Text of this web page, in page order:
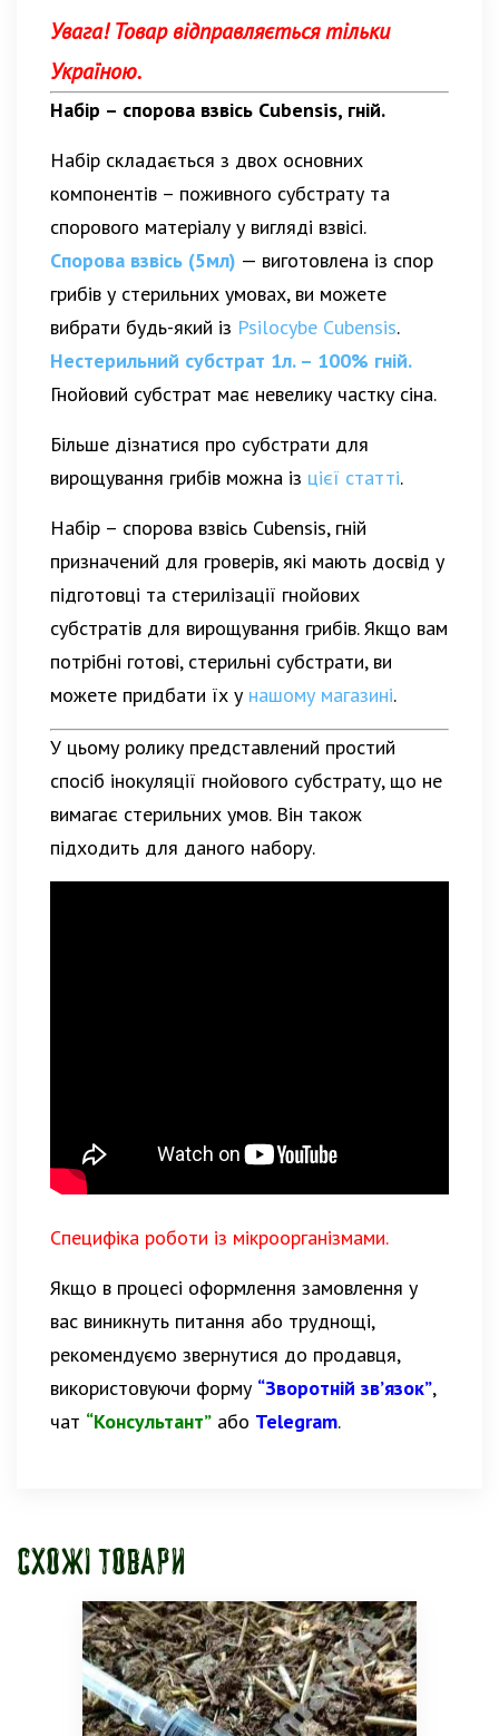
Увага! Товар відправляється тільки
Україною.
Набір – спорова взвісь Cubensis, гній.
Набір складається з двох основних
компонентів – поживного субстрату та
спорового матеріалу у вигляді взвісі.
Спорова взвісь (5мл) — виготовлена із спор
грибів у стерильних умовах, ви можете
вибрати будь-який із Psilocybe Cubensis.
Нестерильний субстрат 1л. – 100% гній.
Гнойовий субстрат має невелику частку сіна.
Більше дізнатися про субстрати для
вирощування грибів можна із цієї статті.
Набір – спорова взвісь Cubensis, гній
призначений для гроверів, які мають досвід у
підготовці та стерилізації гнойових
субстратів для вирощування грибів. Якщо вам
потрібні готові, стерильні субстрати, ви
можете придбати їх у нашому магазині.
У цьому ролику представлений простий
спосіб інокуляції гнойового субстрату, що не
вимагає стерильних умов. Він також
підходить для даного набору.
Специфіка роботи із мікроорганізмами.
Якщо в процесі оформлення замовлення у
вас виникнуть питання або труднощі,
рекомендуємо звернутися до продавця,
використовуючи форму “Зворотній зв’язок”,
чат “Консультант” або Telegram.
Схожі товари